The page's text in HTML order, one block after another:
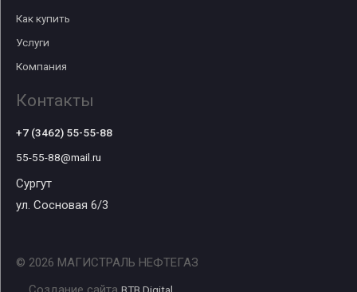
Как купить
Услуги
Компания
Контакты
+7 (3462) 55-55-88
55-55-88@mail.ru
Сургут
ул. Сосновая 6/3
© 2026 МАГИСТРАЛЬ НЕФТЕГАЗ